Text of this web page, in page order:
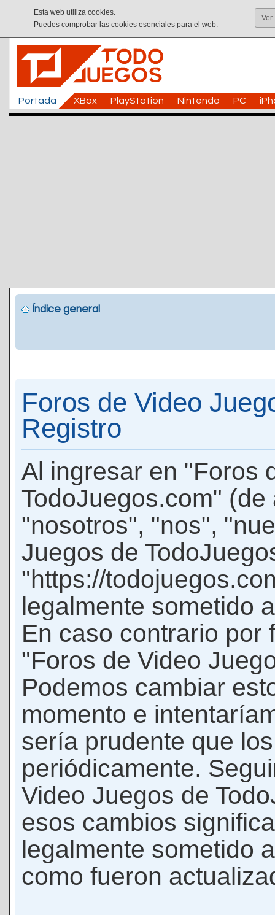
Esta web utiliza cookies.
Puedes comprobar las cookies esenciales para el web.
Ver
Portada XBox PlayStation Nintendo PC
Índice general
Foros de Video
Registro
Al ingresar en "Foros
TodoJuegos.com"
"nosotros", "nos",
Juegos de
"https://
legalmente sometido
En caso contrario por
"Foros de Video
Podemos cambiar
momento e
sería prudente que
periódicamente.
Video Juegos de
esos cambios
legalmente sometido
como fueron